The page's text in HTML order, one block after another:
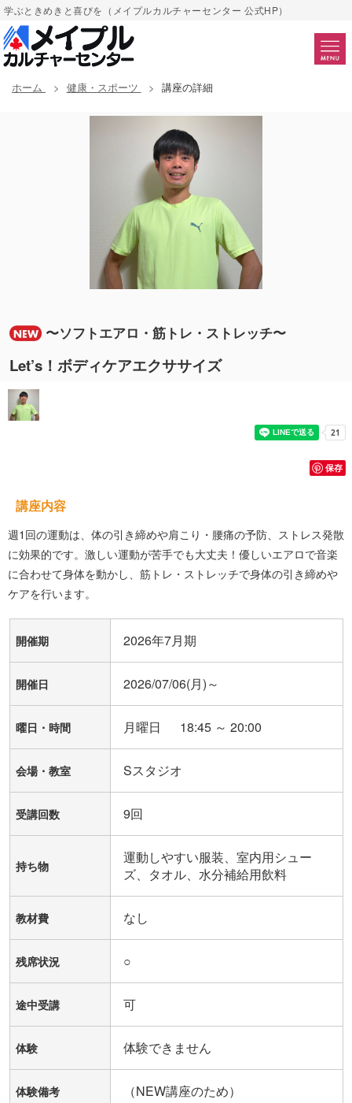
学ぶときめきと喜びを（メイプルカルチャーセンター 公式HP）
ホーム 健康・スポーツ 講座の詳細
〜ソフトエアロ・筋トレ・ストレッチ〜
Let’s！ボディケアエクササイズ
保存
講座内容
週1回の運動は、体の引き締めや肩こり・腰痛の予防、ストレス発散
に効果的です。激しい運動が苦手でも大丈夫！優しいエアロで音楽
に合わせて身体を動かし、筋トレ・ストレッチで身体の引き締めや
ケアを行います。
開催期 2026年7月期
開催日 2026/07/06(月)～
曜日・時間 月曜日 18:45 ～ 20:00
会場・教室 Sスタジオ
受講回数 9回
持ち物
運動しやすい服装、室内用シュー
ズ、タオル、水分補給用飲料
教材費 なし
残席状況 ○
途中受講 可
体験 体験できません
体験備考 （NEW講座のため）